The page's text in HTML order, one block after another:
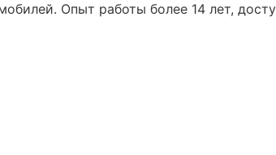
Опыт работы более 14 лет,